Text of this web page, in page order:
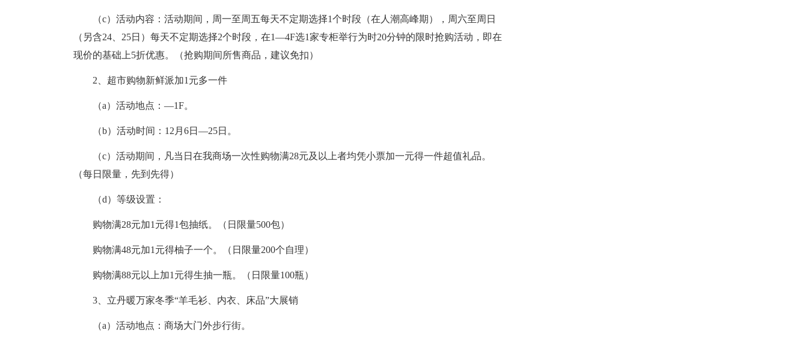
（c）活动内容：活动期间，周一至周五每天不定期选择1个时段（在人潮高峰期），周六至周日
（另含24、25日）每天不定期选择2个时段，在1—4F选1家专柜举行为时20分钟的限时抢购活动，即在
现价的基础上5折优惠。（抢购期间所售商品，建议免扣）
2、超市购物新鲜派加1元多一件
（a）活动地点：—1F。
（b）活动时间：12月6日—25日。
（c）活动期间，凡当日在我商场一次性购物满28元及以上者均凭小票加一元得一件超值礼品。
（每日限量，先到先得）
（d）等级设置：
购物满28元加1元得1包抽纸。（日限量500包）
购物满48元加1元得柚子一个。（日限量200个自理）
购物满88元以上加1元得生抽一瓶。（日限量100瓶）
3、立丹暖万家冬季“羊毛衫、内衣、床品”大展销
（a）活动地点：商场大门外步行街。